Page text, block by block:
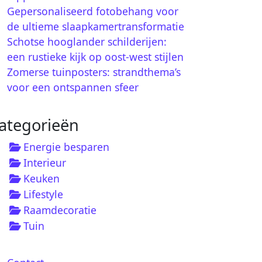
Gepersonaliseerd fotobehang voor
de ultieme slaapkamertransformatie
Schotse hooglander schilderijen:
een rustieke kijk op oost-west stijlen
Zomerse tuinposters: strandthema’s
voor een ontspannen sfeer
Energie besparen
Interieur
Keuken
Lifestyle
Raamdecoratie
Tuin